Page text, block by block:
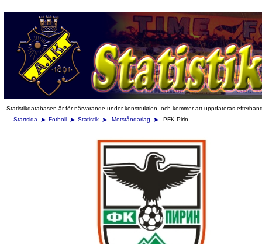
Statistikdatabasen är för närvarande under konstruktion, och kommer att uppdateras
Startsida
Fotboll Statistik Motståndarlag PFK Pirin